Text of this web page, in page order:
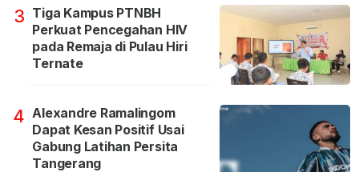
3 Tiga Kampus PTNBH
Perkuat Pencegahan HIV
pada Remaja di Pulau Hiri
Ternate
4 Alexandre Ramalingom
Dapat Kesan Positif Usai
Gabung Latihan Persita
Tangerang